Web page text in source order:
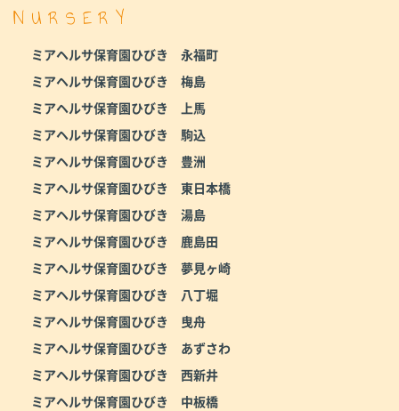
NURSERY
ミアヘルサ保育園ひびき 永福町
ミアヘルサ保育園ひびき 梅島
ミアヘルサ保育園ひびき 上馬
ミアヘルサ保育園ひびき 駒込
ミアヘルサ保育園ひびき 豊洲
ミアヘルサ保育園ひびき 東日本橋
ミアヘルサ保育園ひびき 湯島
ミアヘルサ保育園ひびき 鹿島田
ミアヘルサ保育園ひびき 夢見ヶ崎
ミアヘルサ保育園ひびき 八丁堀
ミアヘルサ保育園ひびき 曳舟
ミアヘルサ保育園ひびき あずさわ
ミアヘルサ保育園ひびき 西新井
ミアヘルサ保育園ひびき 中板橋